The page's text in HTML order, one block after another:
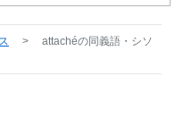
> attachéの同義語・シソ